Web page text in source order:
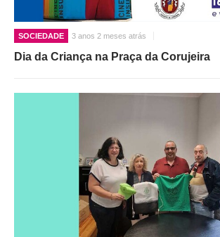
SOCIEDADE 3 anos 2 meses atrás
Dia da Criança na Praça da Corujeira